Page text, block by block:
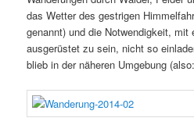
das Wetter des gestrigen
genannt) und die Notwendigkeit, mit
ausgerüstet zu sein, nicht so
blieb in der näheren Umgebung